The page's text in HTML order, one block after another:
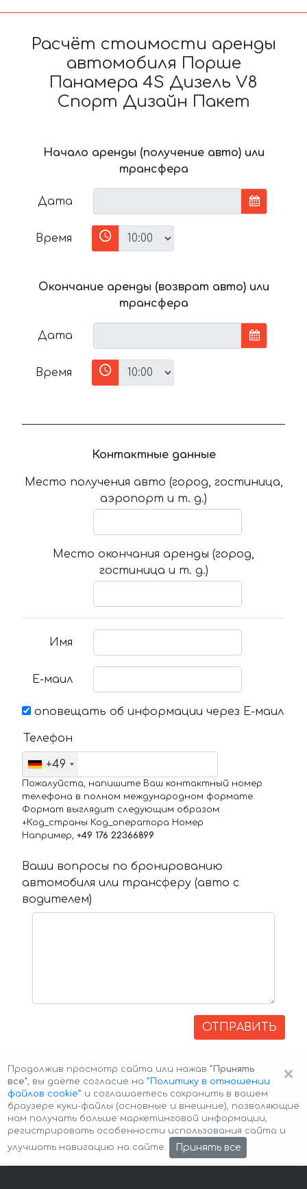
Расчёт стоимости аренды
автомобиля Порше
Панамера 4S Дизель V8
Спорт Дизайн Пакет
Начало аренды (получение авто) или
трансфера
Дата
Время
Окончание аренды (возврат авто) или
трансфера
Дата
Время
Контактные данные
Место получения авто (город, гостиница,
аэропорт и т. д.)
Место окончания аренды (город,
гостиница и т. д.)
Имя
Е-маил
оповещать об информации через Е-маил
Телефон
+49
Пожалуйста, напишите Ваш контактный номер
телефона в полном международном формате.
Формат выглядит следующим образом:
+Код_страны Код_оператора Номер
Например, +49 176 22366899
Ваши вопросы по бронированию
автомобиля или трансферу (авто с
водителем)
ОТПРАВИТЬ
Авторские права © 2026 Авто-Аренда Cookie Policy
×
Продолжив просмотр сайта или нажав "Принять
все", вы даёте согласие на ”Политику в отношении
файлов cookie” и соглашаетесь сохранить в вашем
браузере куки-файлы (основные и внешние), позволяющие
нам получать больше маркетинговой информации,
регистрировать особенности использования сайта и
улучшать навигацию на сайте.
Принять все